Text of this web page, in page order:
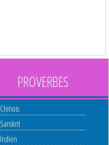
PROVERBES
Chinois
Sanskrit
Indien